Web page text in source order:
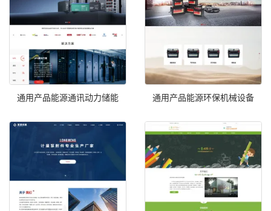
通用产品能源通讯动力储能 通用产品能源环保机械设备